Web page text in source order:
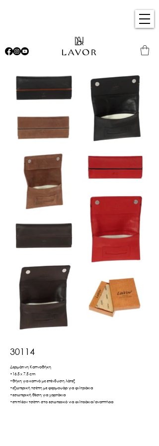
30114
Δερμάτινη Καπνοθήκη
•16.5 x 7.5 cm
•θήκη για καπνό με επένδυση λάτεξ
•εξωτερική τσέπη με φερμουάρ για φιλτράκια
•εσωτερική θέση για χαρτάκια
•επιπλέον τσέπη στο εσωτερικό για φιλτράκια/αναπτήρα